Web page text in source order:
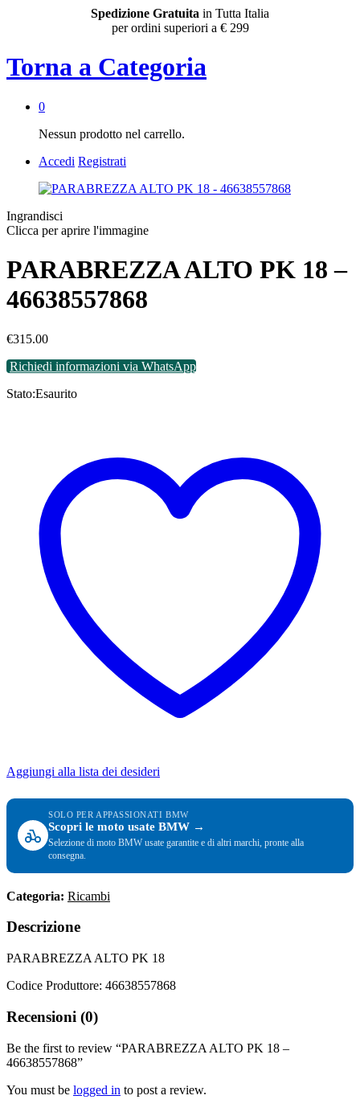
Spedizione Gratuita in Tutta Italia
per ordini superiori a € 299
Torna a Categoria
0
Nessun prodotto nel carrello.
Accedi Registrati
Ingrandisci
Clicca per aprire l'immagine
PARABREZZA ALTO PK 18 –
46638557868
€315.00
Richiedi informazioni via WhatsApp
Stato:Esaurito
Aggiungi alla lista dei desideri
SOLO PER APPASSIONATI BMW
Scopri le moto usate BMW →
Selezione di moto BMW usate garantite e di altri marchi, pronte alla
consegna.
Categoria: Ricambi
Descrizione
PARABREZZA ALTO PK 18
Codice Produttore: 46638557868
Recensioni (0)
Be the first to review “PARABREZZA ALTO PK 18 –
46638557868”
You must be logged in to post a review.